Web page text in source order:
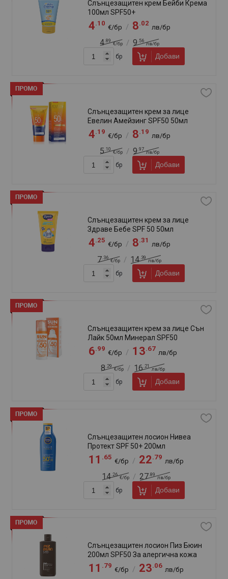
Слънцезащитно мляко-спрей за тен
Каротен SPF 50 150мл
9.89
€/бр / 19.34
лв/бр
13.75
€/бр 26 .89
лв/бр
бр Добави
Слънцезащитно мляко-спрей
Каротен Сенсикеър SPF 50 200мл
10 .99
€/бр / 21 .49
лв/бр
15 .25
€/бр / 29.83
лв/бр
бр Добави
Слънцезащитно олио Каротен
150мл SPF 0
5.85
€/бр / 11.44
лв/бр
8.10
€/бр 15.84
лв/бр
бр Добави
Слънцезащитно олио Нивеа SPF20
200мл Протект&Бронз
11.65
€/бр 22.79
лв/бр
14.26
€/бр / 27.89
лв/бр
бр Добави
Слънцезащитно олио Сън Лайк
150мл Бърз Загар
3 .49
€/бр / 6 .83
лв/бр
4.12
€/бр / 8 .06
лв/бр
бр Добави
Спрей - масло с блестящи частици
Сън Лайк SPF 0 150мл
3 .62
€/бр / 7 .08
лв/бр